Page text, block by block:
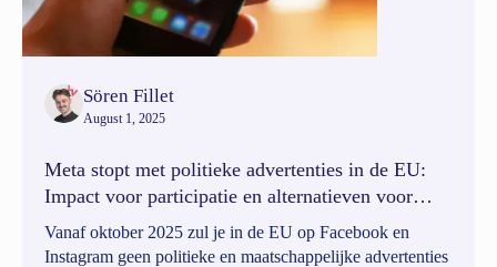
Sören Fillet
August 1, 2025
Meta stopt met politieke advertenties in de EU:
Impact voor participatie en alternatieven voor
lokale besturen
Vanaf oktober 2025 zul je in de EU op Facebook en
Instagram geen politieke en maatschappelijke advertenties